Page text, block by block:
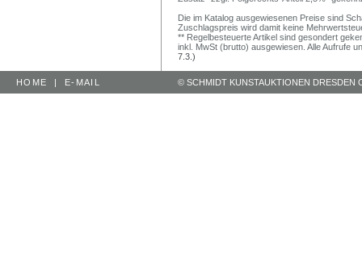
Die im Katalog ausgewiesenen Preise sind
Zuschlagspreis wird damit keine
** Regelbesteuerte Artikel sind gesondert
inkl. MwSt (brutto) ausgewiesen. Alle Aufrufe
7.3.)
HOME | E-MAIL © SCHMIDT KUNSTAUKTIONEN DRESDEN